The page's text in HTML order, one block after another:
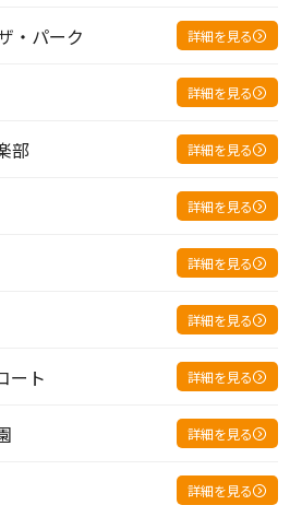
・パーク 詳細を見る
詳細を見る
部 詳細を見る
詳細を見る
詳細を見る
詳細を見る
ート 詳細を見る
詳細を見る
詳細を見る